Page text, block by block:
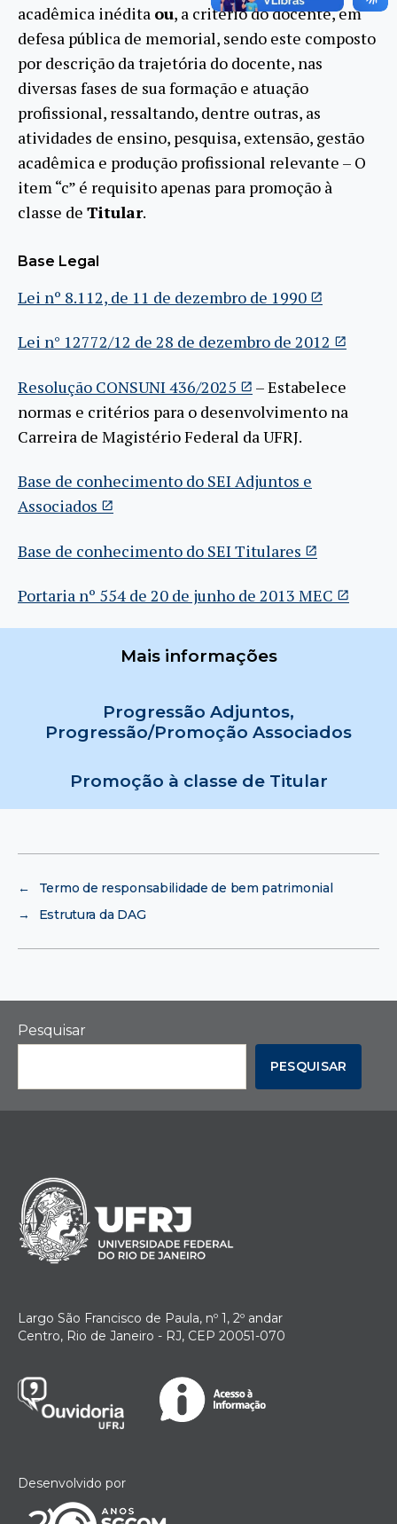
acadêmica inédita ou, a critério do docente, em
defesa pública de memorial, sendo este composto
por descrição da trajetória do docente, nas
diversas fases de sua formação e atuação
profissional, ressaltando, dentre outras, as
atividades de ensino, pesquisa, extensão, gestão
acadêmica e produção profissional relevante – O
item “c” é requisito apenas para promoção à
classe de Titular.
Base Legal
Lei nº 8.112, de 11 de dezembro de 1990
Lei n° 12772/12 de 28 de dezembro de 2012
Resolução CONSUNI 436/2025
– Estabelece
normas e critérios para o desenvolvimento na
Carreira de Magistério Federal da UFRJ.
Base de conhecimento do SEI Adjuntos e
Associados
Base de conhecimento do SEI Titulares
Portaria nº 554 de 20 de junho de 2013 MEC
Mais informações
Progressão Adjuntos,
Progressão/Promoção Associados
Promoção à classe de Titular
←
Termo de responsabilidade de bem patrimonial
→
Estrutura da DAG
Pesquisar
PESQUISAR
Largo São Francisco de Paula, nº 1, 2º andar
Centro, Rio de Janeiro - RJ, CEP 20051-070
Desenvolvido por